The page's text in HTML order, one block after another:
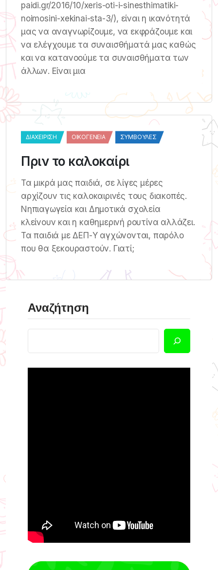
paidi.gr/2016/10/xeris-oti-i-sinesthimatiki-
noimosini-xekinai-sta-3/), είναι η ικανότητά
μας να αναγνωρίζουμε, να εκφράζουμε και
να ελέγχουμε τα συναισθήματά μας καθώς
και να κατανοούμε τα συναισθήματα των
άλλων. Είναι μια
ΔΙΑΧΕΊΡΙΣΗ ΟΙΚΟΓΈΝΕΙΑ ΣΥΜΒΟΥΛΈΣ
Πριν το καλοκαίρι
Τα μικρά μας παιδιά, σε λίγες μέρες
αρχίζουν τις καλοκαιρινές τους διακοπές.
Νηπιαγωγεία και Δημοτικά σχολεία
κλείνουν και η καθημερινή ρουτίνα αλλάζει.
Τα παιδιά με ΔΕΠ-Υ αγχώνονται, παρόλο
που θα ξεκουραστούν. Γιατί;
Αναζήτηση